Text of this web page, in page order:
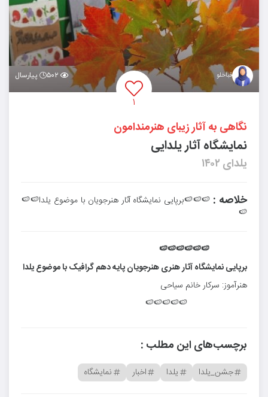
قباخلو ۵۰۲ پیارسال
۱
نگاهی به آثار زیبای هنرمندامون
نمایشگاه آثار یلدایی
یلدای ۱۴۰۲
خلاصه : 🍉🍉🍉برپایی نمایشگاه آثار هنرجویان با موضوع یلدا🍉🍉
🍉
🍉🍉🍉🍉🍉🍉
برپایی نمایشگاه آثار هنری هنرجویان پایه دهم گرافیک با موضوع یلدا
هنرآموز: سرکار خانم سیاحی
🍉🍉🍉🍉🍉
برچسب‌های این مطلب :
جشن_یلدا یلدا اخبار نمایشگاه